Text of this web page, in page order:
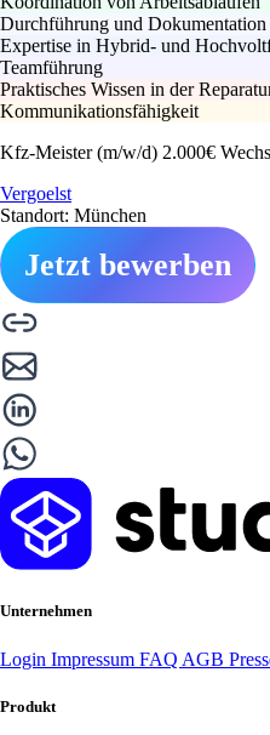
Durchführung und Dokumentation
Expertise in Hybrid- und
Teamführung
Praktisches Wissen in der
Kommunikationsfähigkeit
Kfz-Meister (m/w/d) 2.000€
Vergoelst
Standort: München
Jetzt bewerben
Unternehmen
Login Impressum FAQ AGB
Produkt